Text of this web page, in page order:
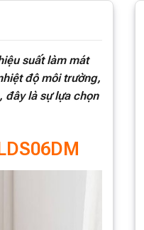
suất làm mát
độ môi trường,
đây là sự lựa chọn